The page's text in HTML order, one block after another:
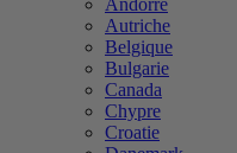
Andorre
Autriche
Belgique
Bulgarie
Canada
Chypre
Croatie